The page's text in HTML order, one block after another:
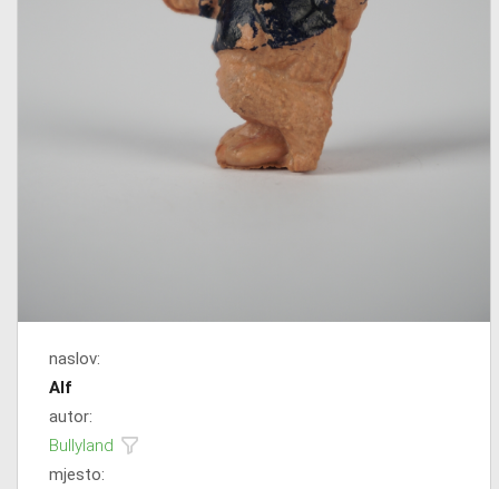
naslov:
Alf
autor:
Bullyland
mjesto: